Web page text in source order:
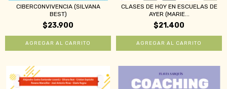
CIBERCONVIVENCIA (SILVANA
BEST)
$23.900
CLASES DE HOY EN ESCUELAS DE
AYER (MARIE...
$21.400